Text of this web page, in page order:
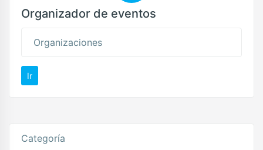
Organizador de eventos
Organizaciones
Ir
Categoría